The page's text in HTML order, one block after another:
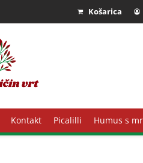
Košarica
Kontakt Picalilli Humus s